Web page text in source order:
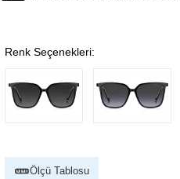
Renk Seçenekleri:
Ölçü Tablosu